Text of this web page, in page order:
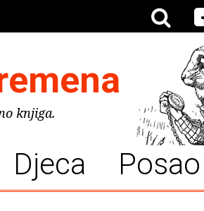
knjiga.
Djeca Posao